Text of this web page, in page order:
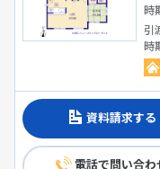
時
引
時
資料請求する
電話で問い合わ